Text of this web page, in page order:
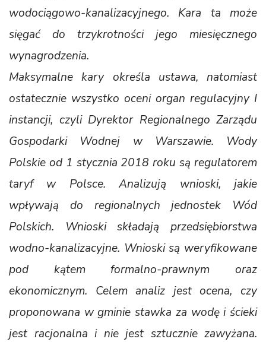
wodociągowo-kanalizacyjnego. Kara ta może
sięgać do trzykrotności jego miesięcznego
wynagrodzenia.
Maksymalne kary określa ustawa, natomiast
ostatecznie wszystko oceni organ regulacyjny I
instancji, czyli Dyrektor Regionalnego Zarządu
Gospodarki Wodnej w Warszawie. Wody
Polskie od 1 stycznia 2018 roku są regulatorem
taryf w Polsce. Analizują wnioski, jakie
wpływają do regionalnych jednostek Wód
Polskich. Wnioski składają przedsiębiorstwa
wodno-kanalizacyjne. Wnioski są weryfikowane
pod kątem formalno-prawnym oraz
ekonomicznym. Celem analiz jest ocena, czy
proponowana w gminie stawka za wodę i ścieki
jest racjonalna i nie jest sztucznie zawyżana.